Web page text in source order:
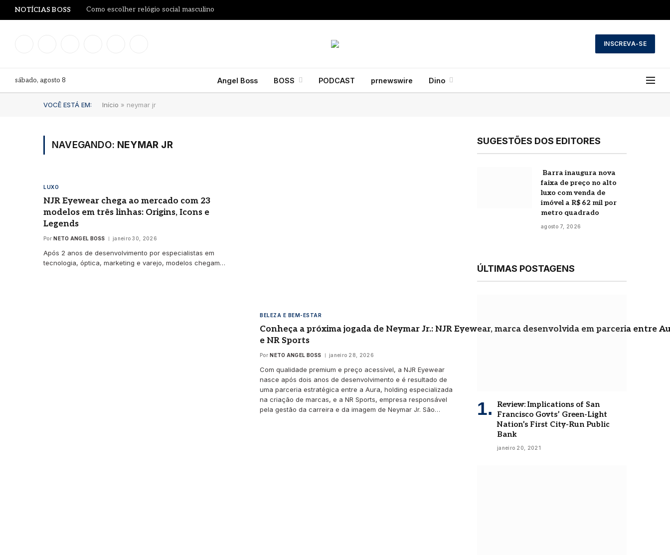
NOTÍCIAS BOSS Como escolher relógio social masculino
INSCREVA-SE
sábado, agosto 8 Angel Boss BOSS PODCAST prnewswire Dino
VOCÊ ESTÁ EM: Início » neymar jr
NAVEGANDO: NEYMAR JR
LUXO
NJR Eyewear chega ao mercado com 23
modelos em três linhas: Origins, Icons e
Legends
Por NETO ANGEL BOSS janeiro 30, 2026
Após 2 anos de desenvolvimento por especialistas em
tecnologia, óptica, marketing e varejo, modelos chegam…
BELEZA E BEM-ESTAR
Conheça a próxima jogada de Neymar Jr.: NJR Eyewear, marca desenvolvida em parceria entre
e NR Sports
Por NETO ANGEL BOSS janeiro 28, 2026
Com qualidade premium e preço acessível, a NJR Eyewear
nasce após dois anos de desenvolvimento e é resultado de
uma parceria estratégica entre a Aura, holding especializada
na criação de marcas, e a NR Sports, empresa responsável
pela gestão da carreira e da imagem de Neymar Jr. São…
SUGESTÕES DOS EDITORES
Barra inaugura nova
faixa de preço no alto
luxo com venda de
imóvel a R$ 62 mil por
metro quadrado
agosto 7, 2026
ÚLTIMAS POSTAGENS
Review: Implications of San
Francisco Govts’ Green-Light
Nation’s First City-Run Public
Bank
janeiro 20, 2021